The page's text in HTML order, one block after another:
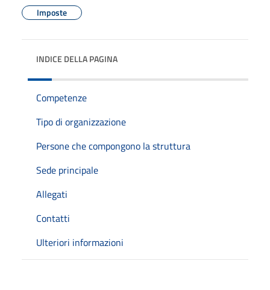
Imposte
INDICE DELLA PAGINA
Competenze
Tipo di organizzazione
Persone che compongono la struttura
Sede principale
Allegati
Contatti
Ulteriori informazioni